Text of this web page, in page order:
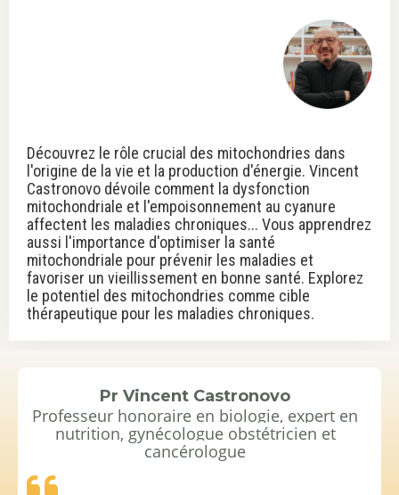
Découvrez le rôle crucial des mitochondries dans
l'origine de la vie et la production d'énergie. Vincent
Castronovo dévoile comment la dysfonction
mitochondriale et l'empoisonnement au cyanure
affectent les maladies chroniques... Vous apprendrez
aussi l'importance d'optimiser la santé
mitochondriale pour prévenir les maladies et
favoriser un vieillissement en bonne santé. Explorez
le potentiel des mitochondries comme cible
thérapeutique pour les maladies chroniques.
Pr Vincent Castronovo
Professeur honoraire en biologie, expert en
nutrition, gynécologue obstétricien et
cancérologue